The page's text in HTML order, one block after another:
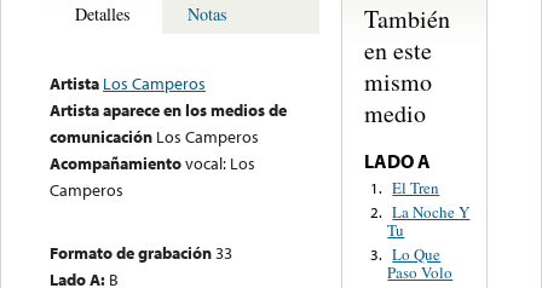
Detalles Notas
Artista Los Camperos
Artista aparece en los medios de
comunicación Los Camperos
Acompañamientovocal: Los
Camperos
Formato de grabación33
Lado A: B
También
en este
mismo
medio
LADO A
1. El Tren
2. La Noche Y
Tu
3. Lo Que
Paso Volo